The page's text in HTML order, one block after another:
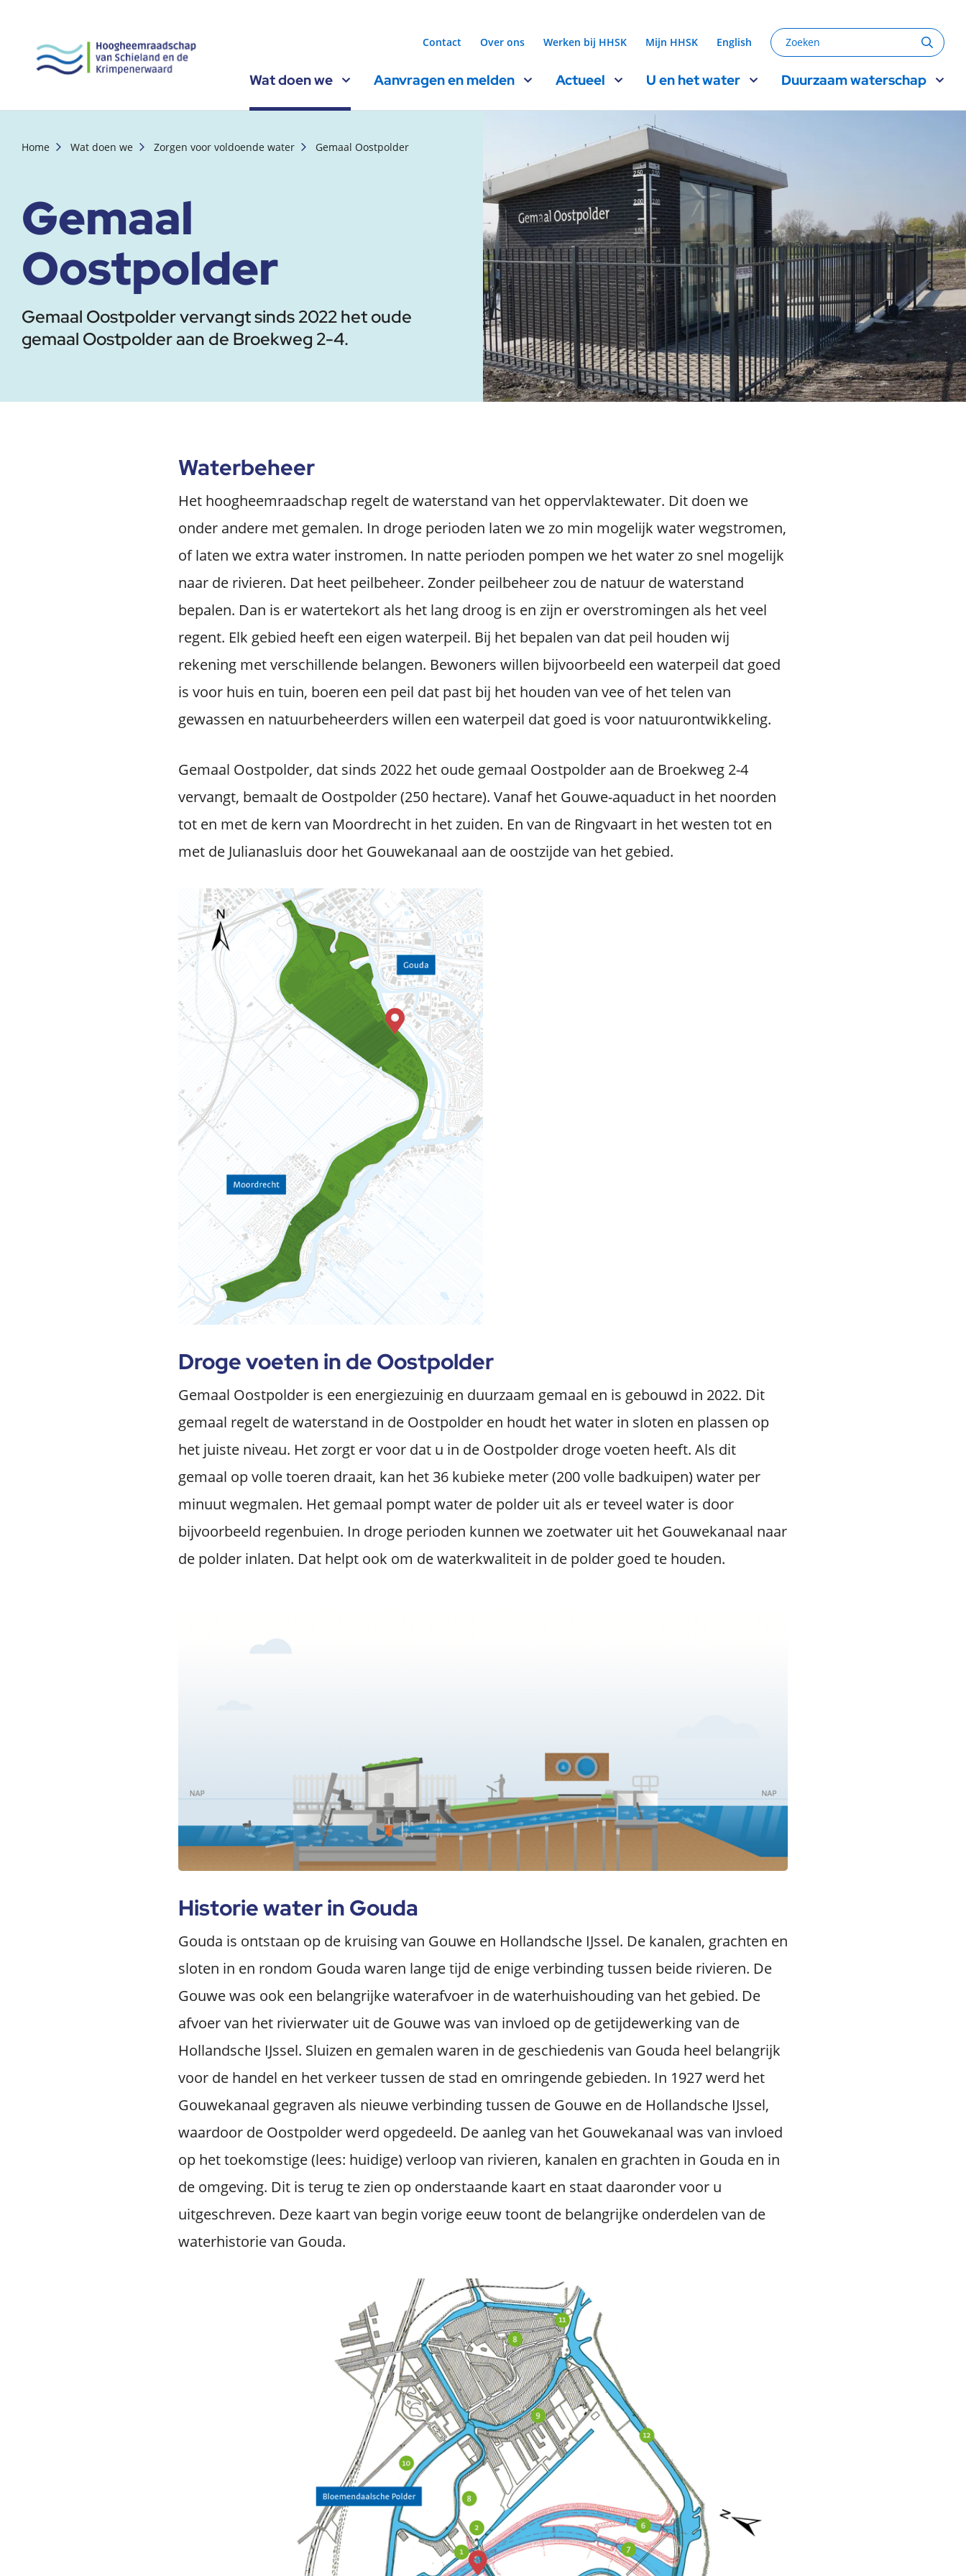
Contact Over ons Werken bij HHSK Mijn HHSK English Zoeken
Wat doen we Aanvragen en melden Actueel U en het water Duurzaam waterschap
Home Wat doen we Zorgen voor voldoende water Gemaal Oostpolder
Gemaal
Oostpolder
Gemaal Oostpolder vervangt sinds 2022 het oude
gemaal Oostpolder aan de Broekweg 2-4.
Waterbeheer
Het hoogheemraadschap regelt de waterstand van het oppervlaktewater. Dit doen we
onder andere met gemalen. In droge perioden laten we zo min mogelijk water wegstromen,
of laten we extra water instromen. In natte perioden pompen we het water zo snel mogelijk
naar de rivieren. Dat heet peilbeheer. Zonder peilbeheer zou de natuur de waterstand
bepalen. Dan is er watertekort als het lang droog is en zijn er overstromingen als het veel
regent. Elk gebied heeft een eigen waterpeil. Bij het bepalen van dat peil houden wij
rekening met verschillende belangen. Bewoners willen bijvoorbeeld een waterpeil dat goed
is voor huis en tuin, boeren een peil dat past bij het houden van vee of het telen van
gewassen en natuurbeheerders willen een waterpeil dat goed is voor natuurontwikkeling.
Gemaal Oostpolder, dat sinds 2022 het oude gemaal Oostpolder aan de Broekweg 2-4
vervangt, bemaalt de Oostpolder (250 hectare). Vanaf het Gouwe-aquaduct in het noorden
tot en met de kern van Moordrecht in het zuiden. En van de Ringvaart in het westen tot en
met de Julianasluis door het Gouwekanaal aan de oostzijde van het gebied.
Droge voeten in de Oostpolder
Gemaal Oostpolder is een energiezuinig en duurzaam gemaal en is gebouwd in 2022. Dit
gemaal regelt de waterstand in de Oostpolder en houdt het water in sloten en plassen op
het juiste niveau. Het zorgt er voor dat u in de Oostpolder droge voeten heeft. Als dit
gemaal op volle toeren draait, kan het 36 kubieke meter (200 volle badkuipen) water per
minuut wegmalen. Het gemaal pompt water de polder uit als er teveel water is door
bijvoorbeeld regenbuien. In droge perioden kunnen we zoetwater uit het Gouwekanaal naar
de polder inlaten. Dat helpt ook om de waterkwaliteit in de polder goed te houden.
Historie water in Gouda
Gouda is ontstaan op de kruising van Gouwe en Hollandsche IJssel. De kanalen, grachten en
sloten in en rondom Gouda waren lange tijd de enige verbinding tussen beide rivieren. De
Gouwe was ook een belangrijke waterafvoer in de waterhuishouding van het gebied. De
afvoer van het rivierwater uit de Gouwe was van invloed op de getijdewerking van de
Hollandsche IJssel. Sluizen en gemalen waren in de geschiedenis van Gouda heel belangrijk
voor de handel en het verkeer tussen de stad en omringende gebieden. In 1927 werd het
Gouwekanaal gegraven als nieuwe verbinding tussen de Gouwe en de Hollandsche IJssel,
waardoor de Oostpolder werd opgedeeld. De aanleg van het Gouwekanaal was van invloed
op het toekomstige (lees: huidige) verloop van rivieren, kanalen en grachten in Gouda en in
de omgeving. Dit is terug te zien op onderstaande kaart en staat daaronder voor u
uitgeschreven. Deze kaart van begin vorige eeuw toont de belangrijke onderdelen van de
waterhistorie van Gouda.